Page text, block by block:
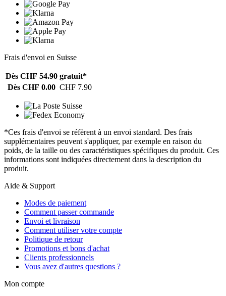
Frais d'envoi en Suisse
Dès CHF 54.90 gratuit*
Dès CHF 0.00 CHF 7.90
*Ces frais d'envoi se réfèrent à un envoi standard. Des frais
supplémentaires peuvent s'appliquer, par exemple en raison du
poids, de la taille ou des caractéristiques spécifiques du produit. Ces
informations sont indiquées directement dans la description du
produit.
Aide & Support
Modes de paiement
Comment passer commande
Envoi et livraison
Comment utiliser votre compte
Politique de retour
Promotions et bons d'achat
Clients professionnels
Vous avez d'autres questions ?
Mon compte